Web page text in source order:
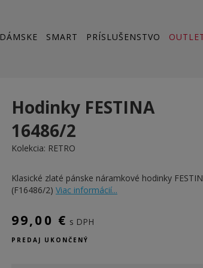
DÁMSKE SMART PRÍSLUŠENSTVO
Hodinky FESTINA
16486/2
Kolekcia: RETRO
Klasické zlaté pánske náramkové hodinky
(F16486/2) Viac informácií...
99,00 € s DPH
PREDAJ UKONČENÝ